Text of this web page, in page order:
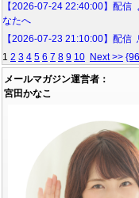
【2026-07-24 22:40:00】配信
なたへ
【2026-07-23 21:10:00】配信
1 2 3 4 5 6 7 8 9 10 Next >>
メールマガジン運営者：
宮田かなこ